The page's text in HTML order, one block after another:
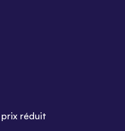
réduit